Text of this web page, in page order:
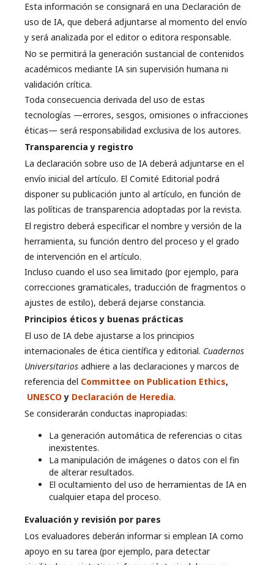
Esta información se consignará en una Declaración de
uso de IA, que deberá adjuntarse al momento del envío
y será analizada por el editor o editora responsable.
No se permitirá la generación sustancial de contenidos
académicos mediante IA sin supervisión humana ni
validación crítica.
Toda consecuencia derivada del uso de estas
tecnologías —errores, sesgos, omisiones o infracciones
éticas— será responsabilidad exclusiva de los autores.
Transparencia y registro
La declaración sobre uso de IA deberá adjuntarse en el
envío inicial del artículo. El Comité Editorial podrá
disponer su publicación junto al artículo, en función de
las políticas de transparencia adoptadas por la revista.
El registro deberá especificar el nombre y versión de la
herramienta, su función dentro del proceso y el grado
de intervención en el artículo.
Incluso cuando el uso sea limitado (por ejemplo, para
correcciones gramaticales, traducción de fragmentos o
ajustes de estilo), deberá dejarse constancia.
Principios éticos y buenas prácticas
El uso de IA debe ajustarse a los principios
internacionales de ética científica y editorial. Cuadernos
Universitarios adhiere a las declaraciones y marcos de
referencia del Committee on Publication Ethics,
UNESCOy Declaración de Heredia.
Se considerarán conductas inapropiadas:
La generación automática de referencias o citas
inexistentes.
La manipulación de imágenes o datos con el fin
de alterar resultados.
El ocultamiento del uso de herramientas de IA en
cualquier etapa del proceso.
Evaluación y revisión por pares
Los evaluadores deberán informar si emplean IA como
apoyo en su tarea (por ejemplo, para detectar